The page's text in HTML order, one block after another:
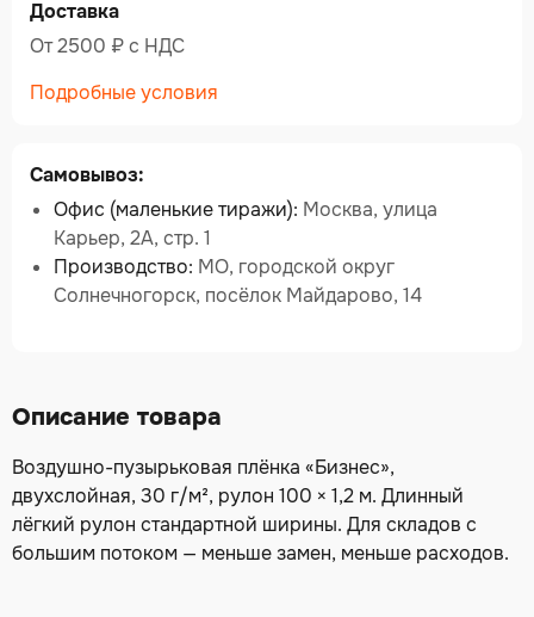
Доставка
От 2500 ₽ c НДС
Подробные условия
Самовывоз:
Офис (маленькие тиражи): Москва, улица
Карьер, 2А, стр. 1
Производство: МО, городской округ
Солнечногорск, посёлок Майдарово, 14
Описание товара
Воздушно-пузырьковая плёнка «Бизнес»,
двухслойная, 30 г/м², рулон 100 × 1,2 м. Длинный
лёгкий рулон стандартной ширины. Для складов с
большим потоком — меньше замен, меньше расходов.